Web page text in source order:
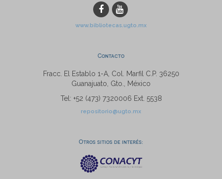
www.bibliotecas.ugto.mx
Contacto
Fracc. El Establo 1-A, Col. Marfil C.P. 36250
Guanajuato, Gto., México
Tel: +52 (473) 7320006 Ext. 5538
repositorio@ugto.mx
Otros sitios de interés: